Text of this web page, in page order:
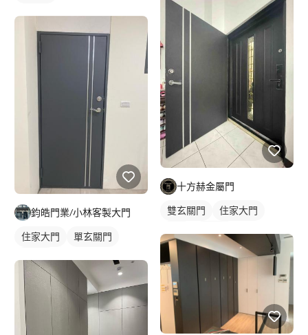
鈞皓門業/小林客製大門
住家大門
單玄關門
十方赫金屬門
雙玄關門
住家大門